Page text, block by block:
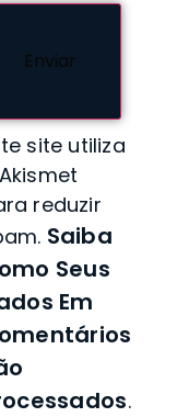
site utiliza
reduzir
Saiba
Seus
Em
.